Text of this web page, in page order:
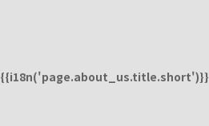
{{i18n('page.about_us.title.short')}}